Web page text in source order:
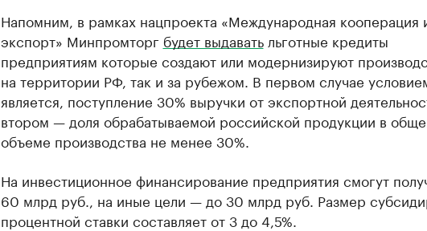
Напомним, в рамках нацпроекта «Международная кооперация
экспорт» Минпромторг будет выдаватьльготные кредиты
предприятиям которые создают или модернизируют
на территории РФ, так и за рубежом. В первом случае
является, поступление 30% выручки от экспортной
втором — доля обрабатываемой российской продукции в
объеме производства не менее 30%.
На инвестиционное финансирование предприятия смогут
60 млрд руб., на иные цели — до 30 млрд руб. Размер
процентной ставки составляет от 3 до 4,5%.